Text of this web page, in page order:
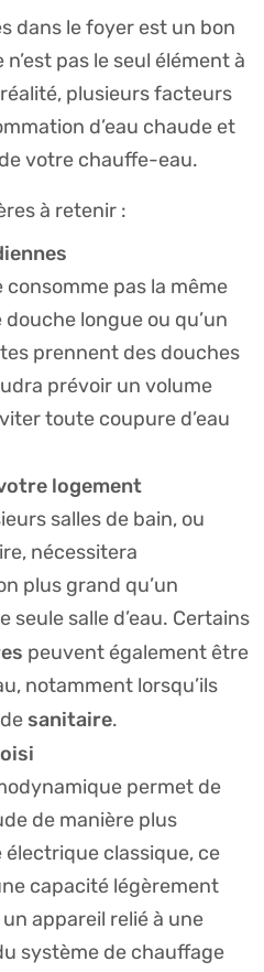
dans le foyer est un bon
pas le seul élément à
plusieurs facteurs
d’eau chaude et
votre chauffe-eau.
à retenir :
pas la même
douche longue ou qu’un
prennent des douches
prévoir un volume
toute coupure d’eau
logement
salles de bain, ou
nécessitera
plus grand qu’un
salle d’eau. Certains
peuvent également être
notamment lorsqu’ils
sanitaire.
permet de
de manière plus
électrique classique, ce
capacité légèrement
appareil relié à une
système de chauffage